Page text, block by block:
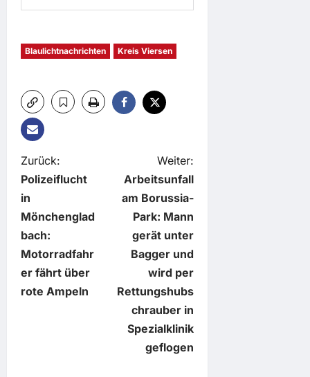
Blaulichtnachrichten Kreis Viersen
B
e
i
t
r
Zurück:
Polizeiflucht
in
Mönchenglad
bach:
Motorradfahr
er fährt über
rote Ampeln
Weiter:
Arbeitsunfall
am Borussia-
Park: Mann
gerät unter
Bagger und
wird per
Rettungshubs
chrauber in
Spezialklinik
geflogen